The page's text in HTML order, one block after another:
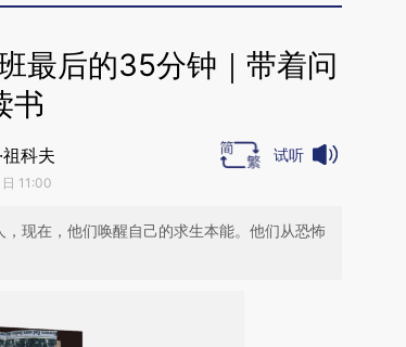
最后的35分钟｜带着问
书
科夫
11:00
试听
现在，他们唤醒自己的求生本能。他们从恐怖